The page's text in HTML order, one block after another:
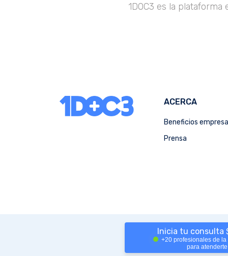
1DOC3 es la
Inicia tu consulta
+20 profesionales de
para
ACERCA
Beneficios
Prensa